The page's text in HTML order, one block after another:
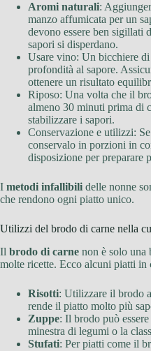
Aromi naturali:
manzo affumicata per un
devono essere ben sigillati
sapori si disperdano.
Usare vino: Un bicchiere
profondità al sapore.
ottenere un risultato
Riposo: Una volta che il
almeno 30 minuti prima di
stabilizzare i sapori.
Conservazione e utilizzi:
conservalo in porzioni in
disposizione per preparare
I metodi infallibili delle nonne
che rendono ogni piatto unico.
Utilizzi del brodo di carne nella
Il brodo di carne non è solo una
molte ricette. Ecco alcuni piatti in
Risotti: Utilizzare il brodo
rende il piatto molto più
Zuppe: Il brodo può
minestra di legumi o la
Stufati: Per piatti come il